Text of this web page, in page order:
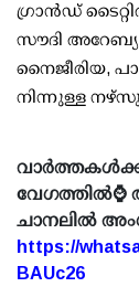
ഗ്രാന്‍ഡ്
സൗദി
നൈജീരിയ,
നിന്നുള്ള
വാർത്തകൾക്ക്
വേഗത്തിൽ⌚
ചാനലിൽ
https://
BAUc26